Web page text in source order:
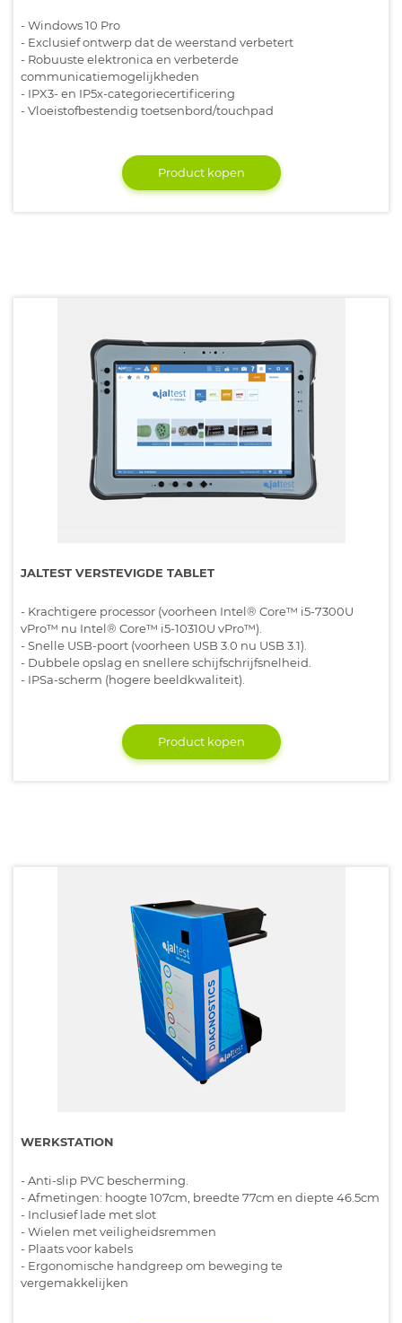
- Windows 10 Pro
- Exclusief ontwerp dat de weerstand verbetert
- Robuuste elektronica en verbeterde
communicatiemogelijkheden
- IPX3- en IP5x-categoriecertificering
- Vloeistofbestendig toetsenbord/touchpad
Product kopen
JALTEST VERSTEVIGDE TABLET
- Krachtigere processor (voorheen Intel® Core™ i5-7300U
vPro™ nu Intel® Core™ i5-10310U vPro™).
- Snelle USB-poort (voorheen USB 3.0 nu USB 3.1).
- Dubbele opslag en snellere schijfschrijfsnelheid.
- IPSa-scherm (hogere beeldkwaliteit).
Product kopen
WERKSTATION
- Anti-slip PVC bescherming.
- Afmetingen: hoogte 107cm, breedte 77cm en diepte 46.5cm
- Inclusief lade met slot
- Wielen met veiligheidsremmen
- Plaats voor kabels
- Ergonomische handgreep om beweging te
vergemakkelijken